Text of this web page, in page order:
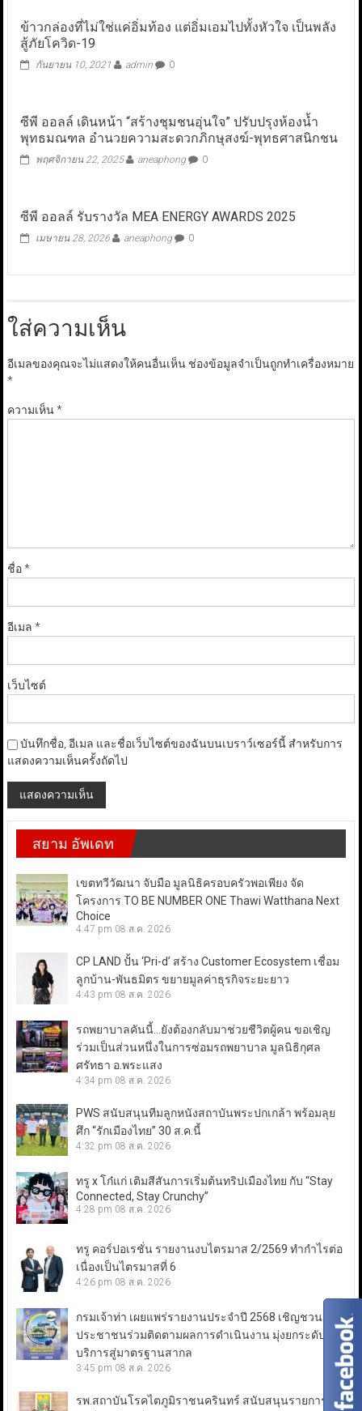
ข้าวกล่องที่ไม่ใช่แค่อิ่มท้อง แต่อิ่มเอมไปทั้งหัวใจ เป็นพลัง
สู้ภัยโควิด-19
กันยายน 10, 2021 admin 0
ซีพี ออลล์ เดินหน้า “สร้างชุมชนอุ่นใจ” ปรับปรุงห้องน้ำ
พุทธมณฑล อำนวยความสะดวกภิกษุสงฆ์-พุทธศาสนิกชน
พฤศจิกายน 22, 2025 aneaphong 0
ซีพี ออลล์ รับรางวัล MEA ENERGY AWARDS 2025
เมษายน 28, 2026 aneaphong 0
ใส่ความเห็น
อีเมลของคุณจะไม่แสดงให้คนอื่นเห็น ช่องข้อมูลจำเป็นถูกทำเครื่องหมาย
*
ความเห็น*
ชื่อ*
อีเมล *
เว็บไซต์
บันทึกชื่อ, อีเมล และชื่อเว็บไซต์ของฉันบนเบราว์เซอร์นี้ สำหรับการ
แสดงความเห็นครั้งถัดไป
สยาม อัพเดท
เขตทวีวัฒนา จับมือ มูลนิธิครอบครัวพอเพียง จัด
โครงการ TO BE NUMBER ONE Thawi Watthana Next
Choice
4:47 pm 08 ส.ค. 2026
CP LAND ปั้น ‘Pri-d’ สร้าง Customer Ecosystem เชื่อม
ลูกบ้าน-พันธมิตร ขยายมูลค่าธุรกิจระยะยาว
4:43 pm 08 ส.ค. 2026
รถพยาบาลคันนี้…ยังต้องกลับมาช่วยชีวิตผู้คน ขอเชิญ
ร่วมเป็นส่วนหนึ่งในการซ่อมรถพยาบาล มูลนิธิกุศล
ศรัทธา อ.พระแสง
4:34 pm 08 ส.ค. 2026
PWS สนับสนุนทีมลูกหนังสถาบันพระปกเกล้า พร้อมลุย
ศึก “รักเมืองไทย” 30 ส.ค.นี้
4:32 pm 08 ส.ค. 2026
ทรู x โก๋แก่ เติมสีสันการเริ่มต้นทริปเมืองไทย กับ “Stay
Connected, Stay Crunchy”
4:28 pm 08 ส.ค. 2026
ทรู คอร์ปอเรชั่น รายงานงบไตรมาส 2/2569 ทำกำไรต่อ
เนื่องเป็นไตรมาสที่ 6
4:26 pm 08 ส.ค. 2026
กรมเจ้าท่า เผยแพร่รายงานประจำปี 2568 เชิญชวน
ประชาชนร่วมติดตามผลการดำเนินงาน มุ่งยกระดับการ
บริการสู่มาตรฐานสากล
3:45 pm 08 ส.ค. 2026
รพ.สถาบันโรคไตภูมิราชนครินทร์ สนับสนุนรายการเลิก